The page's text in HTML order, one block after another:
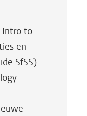
Intro to
en
SfSS)